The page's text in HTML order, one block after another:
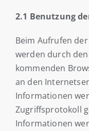
2.1 Benutzung
Beim Aufrufen
werden durch
kommenden
an den
Informationen
Zugriffsprotokoll
Informationen